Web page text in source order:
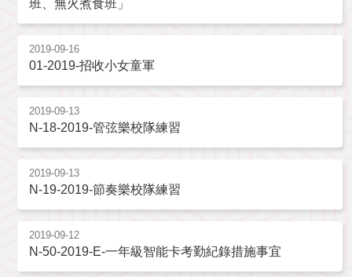
班、無火煮食班」
2019-09-16
01-2019-招收小女童軍
2019-09-13
N-18-2019-管弦樂校隊練習
2019-09-13
N-19-2019-節奏樂校隊練習
2019-09-12
N-50-2019-E-一年級智能卡考勤紀錄措施事宜